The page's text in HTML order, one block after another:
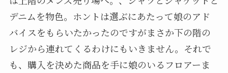
デニムを物色。ホントは選ぶにあたって娘のアド
バイスをもらいたかったのですがまさか下の階の
レジから連れてくるわけにもいきません。それで
も、購入を決めた商品を手に娘のいるフロアーま